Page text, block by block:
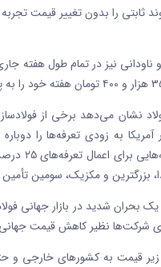
و ناودانی نیز در تمام طول هفته
نشان می‌دهد برخی از
آمریکا به زودی تعرفه‌ها را
بزرگترین و مکزیک، سومین
یک بحران شدید در بازار جهانی
شرکت‌ها نظیر کاهش قیمت
زیر قیمت به کشور‌های خارجی و